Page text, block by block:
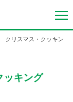
クリスマス・クッキン
ッキング